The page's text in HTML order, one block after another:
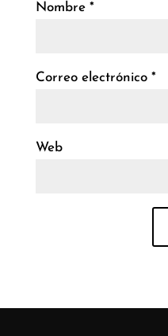
Nombre *
Correo electrónico *
Web